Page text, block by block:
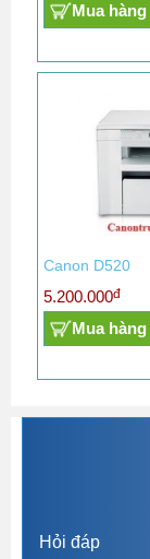
Mua hàng
Canon D520
5.200.000đ
Mua hàng
Hỏi đáp